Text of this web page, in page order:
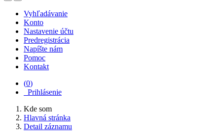
Vyhľadávanie
Konto
Nastavenie účtu
Predregistrácia
Napíšte nám
Pomoc
Kontakt
(0)
Prihlásenie
Kde som
Hlavná stránka
Detail záznamu